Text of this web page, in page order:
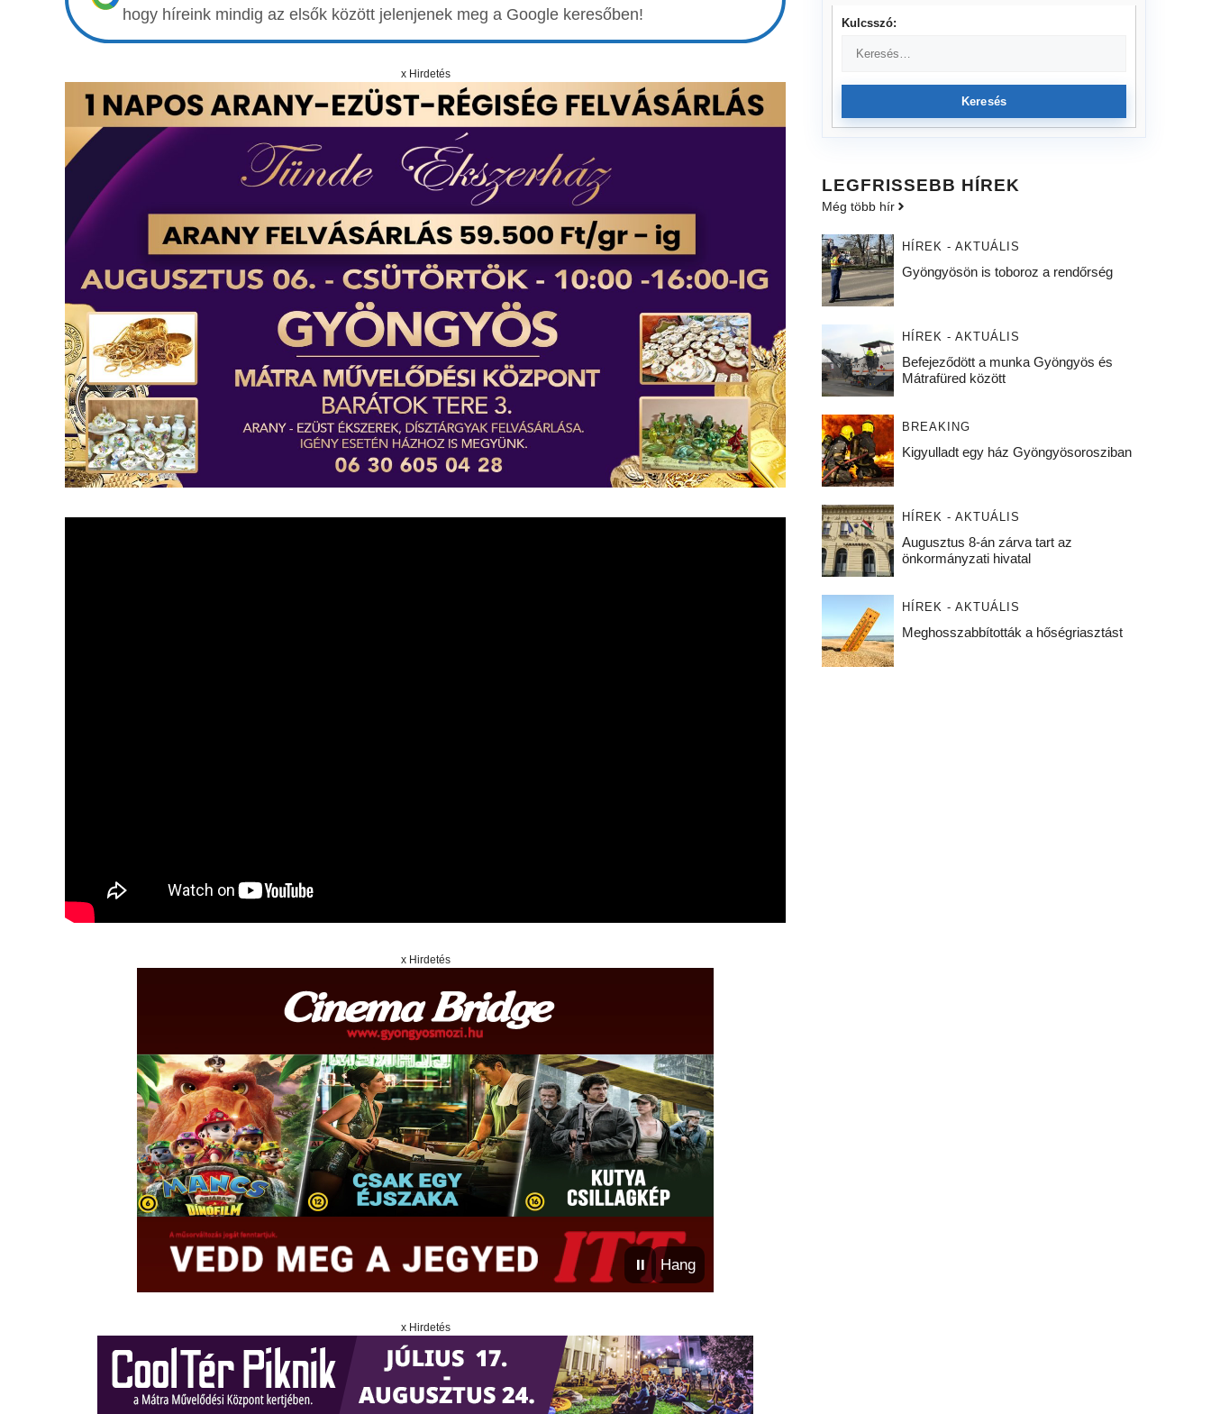
hogy híreink mindig az elsők között jelenjenek meg a Google keresőben!
x Hirdetés
x Hirdetés
⏸ Hang
x Hirdetés
Kulcsszó:
Keresés
LEGFRISSEBB HÍREK
Még több hír
HÍREK - AKTUÁLIS
Gyöngyösön is toboroz a rendőrség
HÍREK - AKTUÁLIS
Befejeződött a munka Gyöngyös és
Mátrafüred között
BREAKING
Kigyulladt egy ház Gyöngyösorosziban
HÍREK - AKTUÁLIS
Augusztus 8-án zárva tart az
önkormányzati hivatal
HÍREK - AKTUÁLIS
Meghosszabbították a hőségriasztást